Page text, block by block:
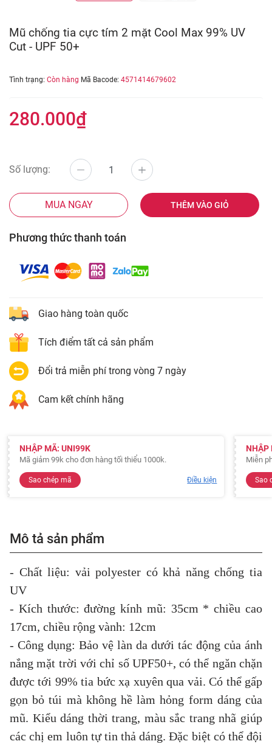
Mũ chống tia cực tím 2 mặt Cool Max 99% UV
Cut - UPF 50+
Tình trạng: Còn hàng Mã Bacode: 4571414679602
280.000₫
Số lượng:
MUA NGAY THÊM VÀO GIỎ
Phương thức thanh toán
Giao hàng toàn quốc
Tích điểm tất cả sản phẩm
Đổi trả miễn phí trong vòng 7 ngày
Cam kết chính hãng
NHẬP MÃ: UNI99K
Mã giảm 99k cho đơn hàng tối thiểu 1000k.
Sao chép mã Điều kiện
NHẬP
Miễn
Sao
Mô tả sản phẩm
- Chất liệu: vải polyester có khả năng chống tia
UV
- Kích thước: đường kính mũ: 35cm * chiều cao
17cm, chiều rộng vành: 12cm
- Công dụng: Bảo vệ làn da dưới tác động của ánh
nắng mặt trời với chỉ số UPF50+, có thể ngăn chặn
được tới 99% tia bức xạ xuyên qua vải. Có thể gấp
gọn bỏ túi mà không hề làm hỏng form dáng của
mũ. Kiểu dáng thời trang, màu sắc trang nhã giúp
các chị em luôn tự tin thả dáng. Đặc biệt có thể đội